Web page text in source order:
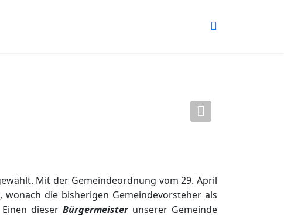
Next
Mit der Gemeindeordnung vom 29. April
die bisherigen Gemeindevorsteher als
dieser Bürgermeisterunserer Gemeinde